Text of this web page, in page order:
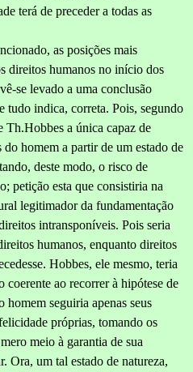
terá de preceder a todas as
as posições mais
direitos humanos no início dos
se levado a uma conclusão
tudo indica, correta. Pois, segundo
Th.Hobbes a única capaz de
homem a partir de um estado de
deste modo, o risco de
petição esta que consistiria na
legitimador da fundamentação
intransponíveis. Pois seria
humanos, enquanto direitos
Hobbes, ele mesmo, teria
coerente ao recorrer à hipótese de
homem seguiria apenas seus
próprias, tomando os
meio à garantia de sua
Ora, um tal estado de natureza,